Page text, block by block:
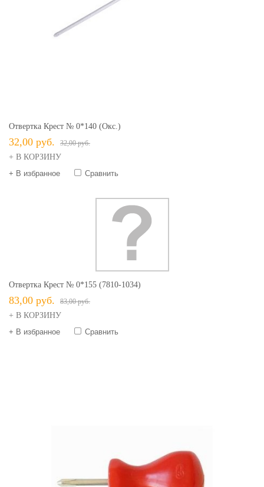
Отвертка Крест № 0*140 (окс.)
32,00 руб. 32,00 руб.
+ В КОРЗИНУ
+ В избранное
Сравнить
Отвертка Крест № 0*155 (7810-1034)
83,00 руб. 83,00 руб.
+ В КОРЗИНУ
+ В избранное
Сравнить